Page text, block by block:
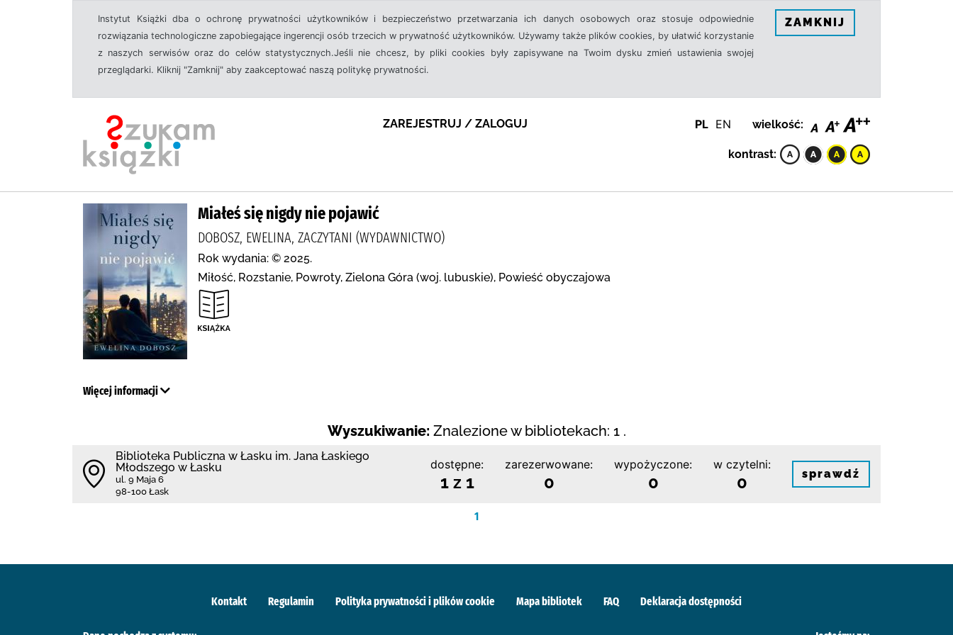
Instytut Książki dba o ochronę prywatności użytkowników i bezpieczeństwo przetwarzania ich danych osobowych oraz stosuje odpowiednie
rozwiązania technologiczne zapobiegające ingerencji osób trzecich w prywatność użytkowników. Używamy także plików cookies, by ułatwić korzystanie
z naszych serwisów oraz do celów statystycznych.Jeśli nie chcesz, by pliki cookies były zapisywane na Twoim dysku zmień ustawienia swojej
przeglądarki. Kliknij "Zamknij" aby zaakceptować naszą politykę prywatności.
ZAMKNIJ
ZAREJESTRUJ / ZALOGUJ PL EN wielkość:
kontrast:
Miałeś się nigdy nie pojawić
DOBOSZ, EWELINA, ZACZYTANI (WYDAWNICTWO)
Rok wydania: © 2025.
Miłość, Rozstanie, Powroty, Zielona Góra (woj. lubuskie), Powieść obyczajowa
Więcej informacji
Wyszukiwanie: Znalezione w bibliotekach: 1 .
Biblioteka Publiczna w Łasku im. Jana Łaskiego
Młodszego w Łasku
ul. 9 Maja 6
98-100 Łask
dostępne:
1 z 1
zarezerwowane:
0
wypożyczone:
0
w czytelni:
0 sprawdź
1
Kontakt Regulamin Polityka prywatności i plików cookie Mapa bibliotek FAQ Deklaracja dostępności